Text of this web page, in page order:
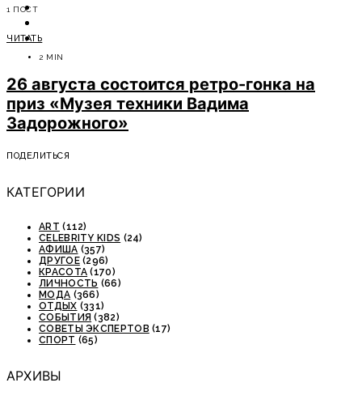
СОВЕТЫ ЭКСПЕРТОВ
1 ПОСТ
ЧИТАТЬ
2 MIN
26 августа состоится ретро-гонка на
приз «Музея техники Вадима
Задорожного»
ПОДЕЛИТЬСЯ
КАТЕГОРИИ
ART (112)
CELEBRITY KIDS (24)
АФИША (357)
ДРУГОЕ(296)
КРАСОТА (170)
ЛИЧНОСТЬ (66)
МОДА (366)
ОТДЫХ (331)
СОБЫТИЯ (382)
СОВЕТЫ ЭКСПЕРТОВ (17)
СПОРТ (65)
АРХИВЫ